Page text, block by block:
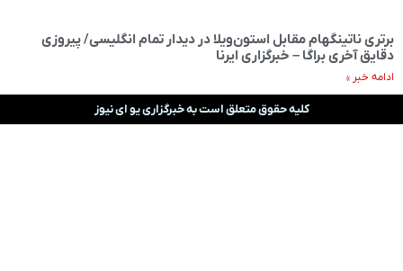
برتری ناتینگهام مقابل استون‌ویلا در دیدار تمام انگلیسی/ پیروزی
دقایق آخری براگا – خبرگزاری ایرنا
ادامه خبر »
کلیه حقوق متعلق است به خبرگزاری یو ای نیوز